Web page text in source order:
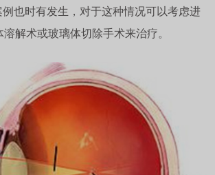
也时有发生，对于这种情况可以考虑进
解术或玻璃体切除手术来治疗。